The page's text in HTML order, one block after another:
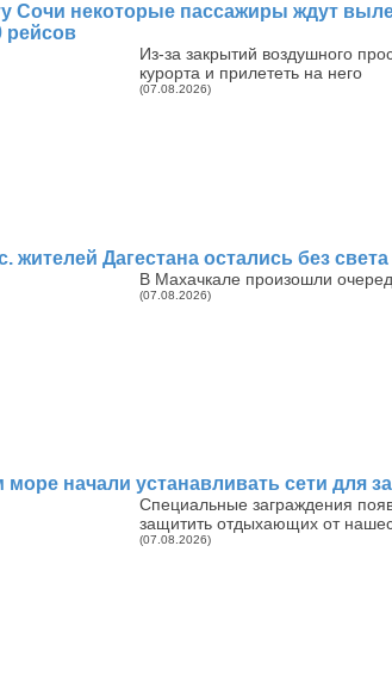
Сочи некоторые пассажиры ждут
рейсов
Из-за закрытий воздушного
курорта и прилететь на него
(07.08.2026)
жителей Дагестана остались без
В Махачкале произошли
(07.08.2026)
море начали устанавливать сети для
Специальные заграждения
защитить отдыхающих от
(07.08.2026)